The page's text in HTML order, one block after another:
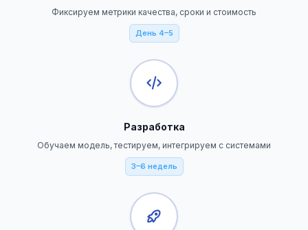
Фиксируем метрики качества, сроки и стоимость
День 4–5
Разработка
Обучаем модель, тестируем, интегрируем с системами
3–6 недель